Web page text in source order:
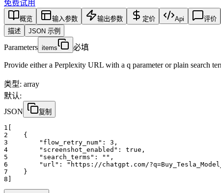
免费试用
概览 输入参数 输出参数 定价 Api 评价
描述
JSON 示例
Parameters items 必填
Provide either a Perplexity URL with a q parameter or plain search
类型: array
默认:
JSON
复制
1 [
2
    {
3
"flow_retry_num": 3 ,
4
"screenshot_enabled": true ,
5
"search_terms": "" ,
6
"url":
"https://chatgpt.com/
7
    }
8 ]